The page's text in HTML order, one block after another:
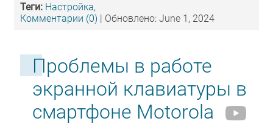
Теги: Настройка,
Комментарии (0) | Обновлено: June 1, 2024
Проблемы в работе
экранной клавиатуры в
смартфоне Motorola